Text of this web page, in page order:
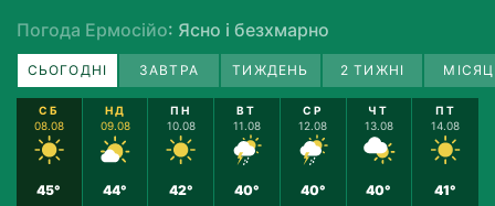
Погода Ермосійо: Ясно і безхмарно
СЬОГОДНІ ЗАВТРА ТИЖДЕНЬ 2 ТИЖНІ
СБ
08.08
45°
НД
09.08
44°
ПН
10.08
42°
ВТ
11.08
40°
СР
12.08
40°
ЧТ
13.08
40°
ПТ
14.08
41°